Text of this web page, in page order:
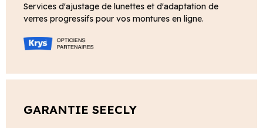
Services d'ajustage de lunettes et d'adaptation de
verres progressifs pour vos montures en ligne.
GARANTIE SEECLY